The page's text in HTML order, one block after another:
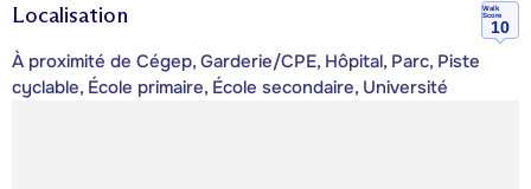
Localisation
Walk
Score
10
À proximité de Cégep, Garderie/CPE, Hôpital, Parc, Piste
cyclable, École primaire, École secondaire, Université